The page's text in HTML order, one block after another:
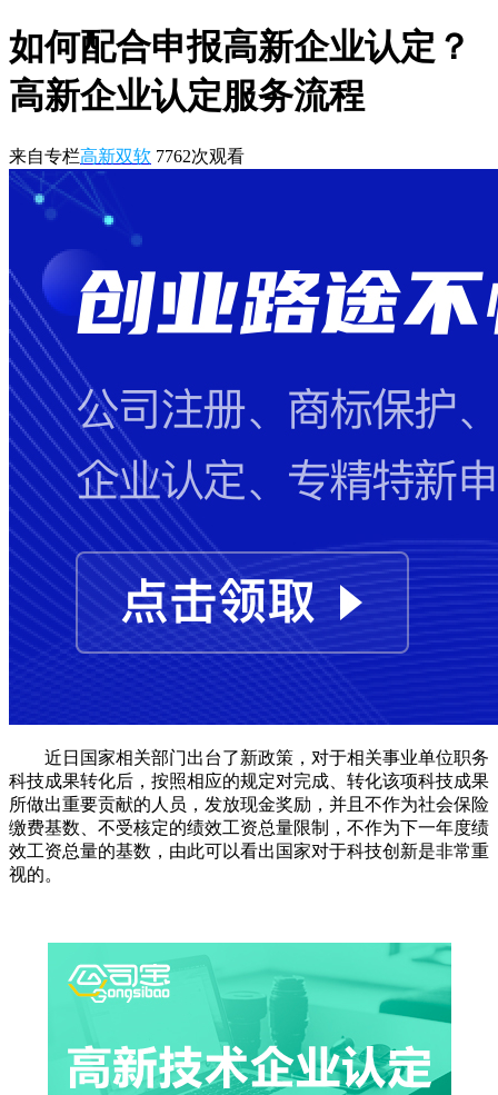
如何配合申报高新企业认定？
高新企业认定服务流程
来自专栏高新双软 7762次观看
近日国家相关部门出台了新政策，对于相关事业单位职务
科技成果转化后，按照相应的规定对完成、转化该项科技成果
所做出重要贡献的人员，发放现金奖励，并且不作为社会保险
缴费基数、不受核定的绩效工资总量限制，不作为下一年度绩
效工资总量的基数，由此可以看出国家对于科技创新是非常重
视的。